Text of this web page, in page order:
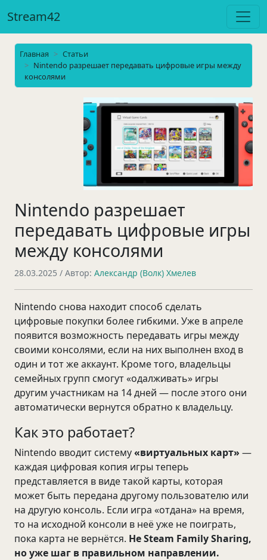
Stream42
Главная
Статьи
Nintendo разрешает передавать цифровые игры между
консолями
Nintendo разрешает
передавать цифровые игры
между консолями
28.03.2025 / Автор: Александр (Волк) Хмелев
Nintendo снова находит способ сделать
цифровые покупки более гибкими. Уже в апреле
появится возможность передавать игры между
своими консолями, если на них выполнен вход в
один и тот же аккаунт. Кроме того, владельцы
семейных групп смогут «одалживать» игры
другим участникам на 14 дней — после этого они
автоматически вернутся обратно к владельцу.
Как это работает?
Nintendo вводит систему«виртуальных карт» —
каждая цифровая копия игры теперь
представляется в виде такой карты, которая
может быть передана другому пользователю или
на другую консоль. Если игра «отдана» на время,
то на исходной консоли в неё уже не поиграть,
пока карта не вернётся. Не Steam Family Sharing,
но уже шаг в правильном направлении.